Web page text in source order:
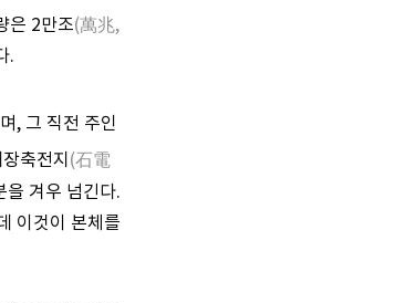
은 2만조(萬兆,
.
, 그 직전 주인
축전지 (石電
을 겨우 넘긴다.
이것이 본체를